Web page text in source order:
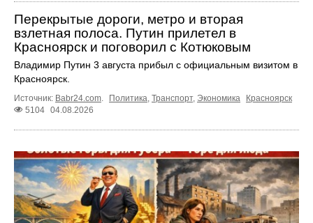
Перекрытые дороги, метро и вторая
взлетная полоса. Путин прилетел в
Красноярск и поговорил с Котюковым
Владимир Путин 3 августа прибыл с официальным визитом в
Красноярск.
Источник: Babr24.com Политика Транспорт, Экономика
Красноярск
5104 04.08.2026